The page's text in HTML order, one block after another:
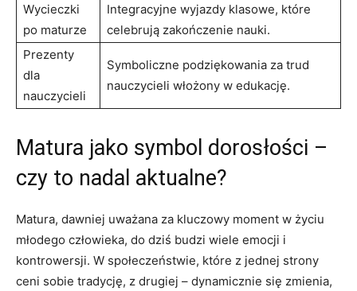
Wycieczki
po maturze
Integracyjne wyjazdy klasowe, które
celebrują zakończenie nauki.
Prezenty
dla
nauczycieli
Symboliczne podziękowania za trud
nauczycieli⁢ włożony w edukację.
Matura ​jako symbol⁢ dorosłości –
czy to nadal aktualne?
Matura, dawniej uważana za kluczowy moment w życiu
młodego człowieka, do dziś budzi wiele emocji⁤ i
kontrowersji. W społeczeństwie, które z jednej ⁢strony
ceni sobie tradycję, z drugiej –⁢ dynamicznie się zmienia,